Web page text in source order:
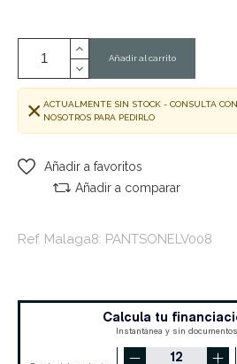
Añadir al carrito
ACTUALMENTE SIN STOCK - CONSULTA CON
NOSOTROS PARA PEDIRLO
Añadir a favoritos
Añadir a comparar
Ref. Malaga8: PANTSONELV008